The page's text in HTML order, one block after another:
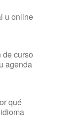
u online
curso
agenda